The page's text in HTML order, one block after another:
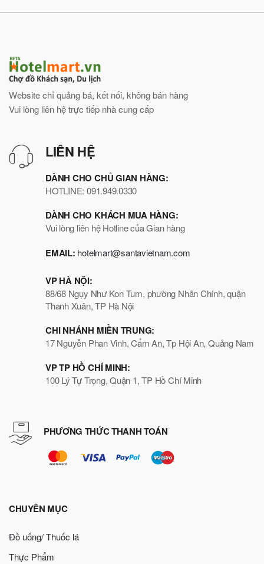
Website chỉ quảng bá, kết nối, không bán hàng
Vui lòng liên hệ trực tiếp nhà cung cấp
LIÊN HỆ
DÀNH CHO CHỦ GIAN HÀNG:
HOTLINE: 091.949.0330
DÀNH CHO KHÁCH MUA HÀNG:
Vui lòng liên hệ Hotline của Gian hàng
EMAIL: hotelmart@santavietnam.com
VP HÀ NỘI:
88/68 Ngụy Như Kon Tum, phường Nhân Chính, quận
Thanh Xuân, TP Hà Nội
CHI NHÁNH MIỀN TRUNG:
17 Nguyễn Phan Vinh, Cẩm An, Tp Hội An, Quảng Nam
VP TP HỒ CHÍ MINH:
100 Lý Tự Trọng, Quận 1, TP Hồ Chí Minh
PHƯƠNG THỨC THANH TOÁN
CHUYÊN MỤC
Đồ uống/ Thuốc lá
Thực Phẩm